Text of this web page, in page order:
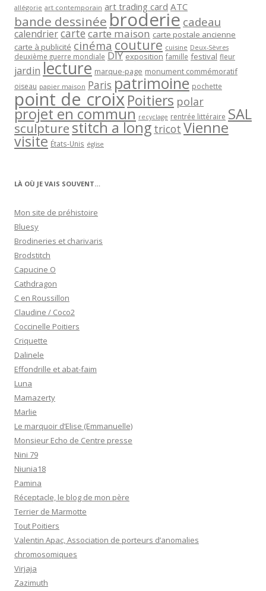
allégorie art contemporain art trading card ATC
bande dessinée broderie cadeau
calendriercartecarte maison carte postale ancienne
carte à publicité cinéma couture cuisine Deux-Sèvres
deuxième guerre mondiale DIY exposition famille festival fleur
jardin lecture marque-page monument commémoratif
oiseau papier maison Paris patrimoine pochette
point de croixPoitiers polar
projet en commun recyclage rentrée littéraire SAL
sculpturestitch a long tricot Vienne
visite États-Unis église
LÀ OÙ JE VAIS SOUVENT…
Mon site de préhistoire
Bluesy
Brodineries et charivaris
Brodstitch
Capucine O
Cathdragon
C en Roussillon
Claudine / Coco2
Coccinelle Poitiers
Criquette
Dalinele
Effondrille et abat-faim
Luna
Mamazerty
Marlie
Le marquoir d’Elise (Emmanuelle)
Monsieur Echo de Centre presse
Nini 79
Niunia18
Pamina
Réceptacle, le blog de mon père
Terrier de Marmotte
Tout Poitiers
Valentin Apac, Association de porteurs d’anomalies
chromosomiques
Virjaja
Zazimuth